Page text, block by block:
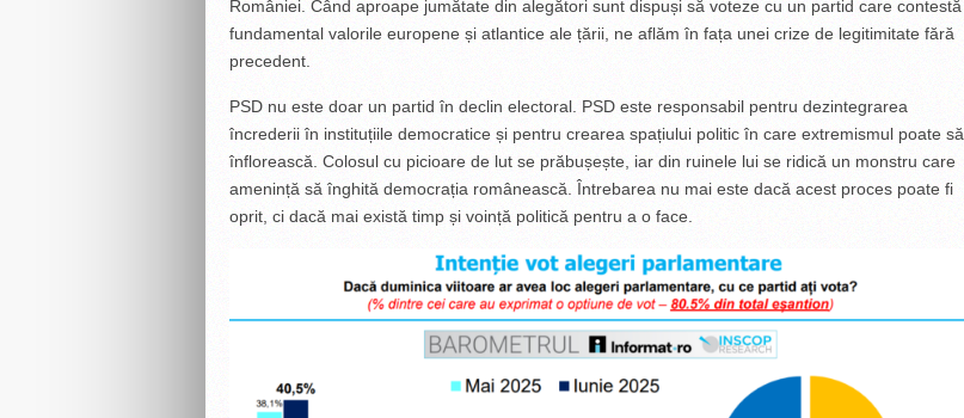
României. Când aproape jumătate din alegători sunt dispuși să voteze cu un partid care contestă
fundamental valorile europene și atlantice ale țării, ne aflăm în fața unei crize de legitimitate fără
precedent.
PSD nu este doar un partid în declin electoral. PSD este responsabil pentru dezintegrarea
încrederii în instituțiile democratice și pentru crearea spațiului politic în care extremismul poate să
înflorească. Colosul cu picioare de lut se prăbușește, iar din ruinele lui se ridică un monstru care
amenință să înghită democrația românească. Întrebarea nu mai este dacă acest proces poate fi
oprit, ci dacă mai există timp și voință politică pentru a o face.